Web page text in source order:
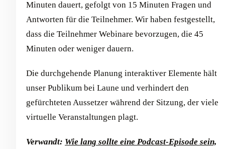
Minuten dauert, gefolgt von 15 Minuten Fragen und
Antworten für die Teilnehmer. Wir haben festgestellt,
dass die Teilnehmer Webinare bevorzugen, die 45
Minuten oder weniger dauern.
Die durchgehende Planung interaktiver Elemente hält
unser Publikum bei Laune und verhindert den
gefürchteten Aussetzer während der Sitzung, der viele
virtuelle Veranstaltungen plagt.
Verwandt: Wie lang sollte eine Podcast-Episode sein,